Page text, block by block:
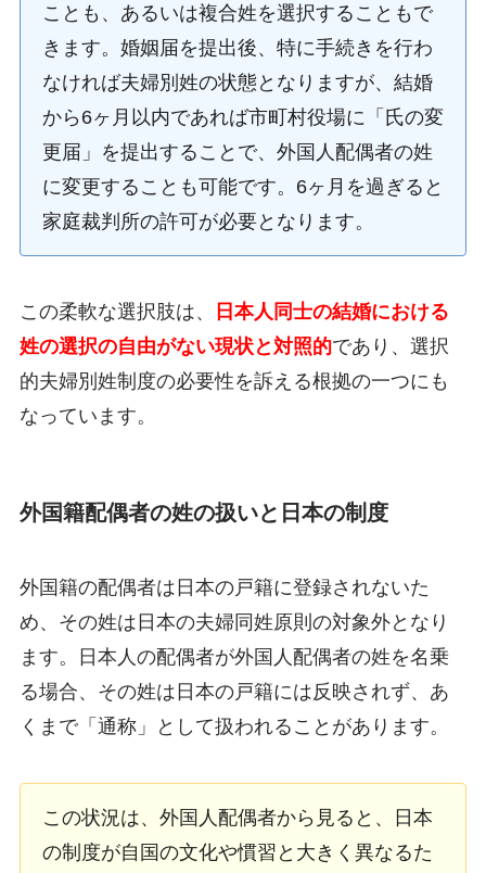
ことも、あるいは複合姓を選択することもで
きます。婚姻届を提出後、特に手続きを行わ
なければ夫婦別姓の状態となりますが、結婚
から6ヶ月以内であれば市町村役場に「氏の変
更届」を提出することで、外国人配偶者の姓
に変更することも可能です。6ヶ月を過ぎると
家庭裁判所の許可が必要となります。
この柔軟な選択肢は、
日本人同士の結婚における
姓の選択の自由がない現状と対照的であり、選択
的夫婦別姓制度の必要性を訴える根拠の一つにも
なっています。
外国籍配偶者の姓の扱いと日本の制度
外国籍の配偶者は日本の戸籍に登録されないた
め、その姓は日本の夫婦同姓原則の対象外となり
ます。日本人の配偶者が外国人配偶者の姓を名乗
る場合、その姓は日本の戸籍には反映されず、あ
くまで「通称」として扱われることがあります。
この状況は、外国人配偶者から見ると、日本
の制度が自国の文化や慣習と大きく異なるた